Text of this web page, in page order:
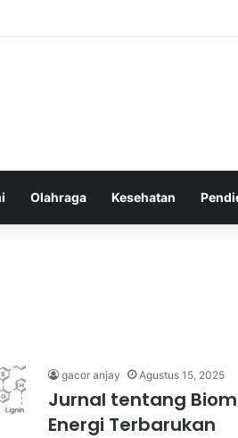
Olahraga Kesehatan
gacor anjay Agustus 15, 2025
Jurnal tentang
Energi Terbarukan